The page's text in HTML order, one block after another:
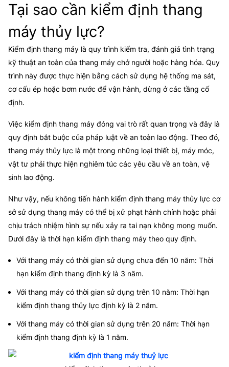
Tại sao cần kiểm định thang
máy thủy lực?
Kiểm định thang máy là quy trình kiểm tra, đánh giá tình trạng
kỹ thuật an toàn của thang máy chở người hoặc hàng hóa. Quy
trình này được thực hiện bằng cách sử dụng hệ thống ma sát,
cơ cấu ép hoặc bơm nước để vận hành, dừng ở các tầng cố
định.
Việc kiểm định thang máy đóng vai trò rất quan trọng và đây là
quy định bắt buộc của pháp luật về an toàn lao động. Theo đó,
thang máy thủy lực là một trong những loại thiết bị, máy móc,
vật tư phải thực hiện nghiêm túc các yêu cầu về an toàn, vệ
sinh lao động.
Như vậy, nếu không tiến hành kiểm định thang máy thủy lực cơ
sở sử dụng thang máy có thể bị xử phạt hành chính hoặc phải
chịu trách nhiệm hình sự nếu xảy ra tai nạn không mong muốn.
Dưới đây là thời hạn kiểm định thang máy theo quy định.
Với thang máy có thời gian sử dụng chưa đến 10 năm: Thời
hạn kiểm định thang định kỳ là 3 năm.
Với thang máy có thời gian sử dụng trên 10 năm: Thời hạn
kiểm định thang thủy lực định kỳ là 2 năm.
Với thang máy có thời gian sử dụng trên 20 năm: Thời hạn
kiểm định thang định kỳ là 1 năm.